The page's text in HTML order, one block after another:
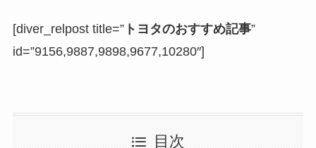
[diver_relpost title=”トヨタのおすすめ記事”
id=”9156,9887,9898,9677,10280″]
目次